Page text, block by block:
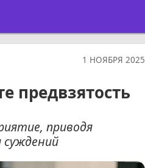
1 НОЯБРЯ 2025
предвзятость
приводя